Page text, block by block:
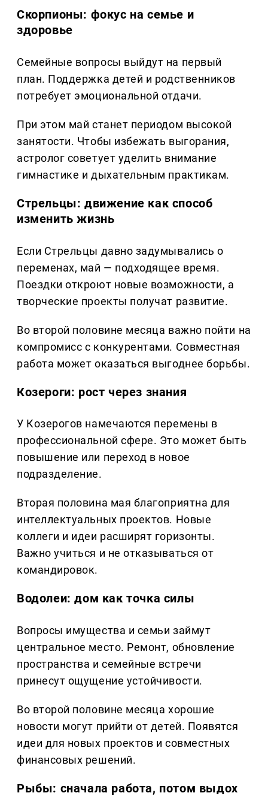
Скорпионы: фокус на семье и
здоровье
Семейные вопросы выйдут на первый
план. Поддержка детей и родственников
потребует эмоциональной отдачи.
При этом май станет периодом высокой
занятости. Чтобы избежать выгорания,
астролог советует уделить внимание
гимнастике и дыхательным практикам.
Стрельцы: движение как способ
изменить жизнь
Если Стрельцы давно задумывались о
переменах, май — подходящее время.
Поездки откроют новые возможности, а
творческие проекты получат развитие.
Во второй половине месяца важно пойти на
компромисс с конкурентами. Совместная
работа может оказаться выгоднее борьбы.
Козероги: рост через знания
У Козерогов намечаются перемены в
профессиональной сфере. Это может быть
повышение или переход в новое
подразделение.
Вторая половина мая благоприятна для
интеллектуальных проектов. Новые
коллеги и идеи расширят горизонты.
Важно учиться и не отказываться от
командировок.
Водолеи: дом как точка силы
Вопросы имущества и семьи займут
центральное место. Ремонт, обновление
пространства и семейные встречи
принесут ощущение устойчивости.
Во второй половине месяца хорошие
новости могут прийти от детей. Появятся
идеи для новых проектов и совместных
финансовых решений.
Рыбы: сначала работа, потом выдох